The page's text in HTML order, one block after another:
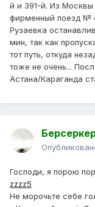
й и 391-й. Из
фирменный поезд №
Рузаевка
мин, так как
тот путь, откуда
тоже не очень...
Астана/Караганда
Господи, я порою
zzzz5
Не морочьте себе